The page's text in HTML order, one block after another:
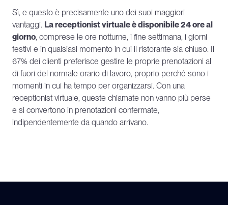
Sì, e questo è precisamente uno dei suoi maggiori
vantaggi. La receptionist virtuale è disponibile 24 ore al
giorno, comprese le ore notturne, i fine settimana, i giorni
festivi e in qualsiasi momento in cui il ristorante sia chiuso. Il
67% dei clienti preferisce gestire le proprie prenotazioni al
di fuori del normale orario di lavoro, proprio perché sono i
momenti in cui ha tempo per organizzarsi. Con una
receptionist virtuale, queste chiamate non vanno più perse
e si convertono in prenotazioni confermate,
indipendentemente da quando arrivano.